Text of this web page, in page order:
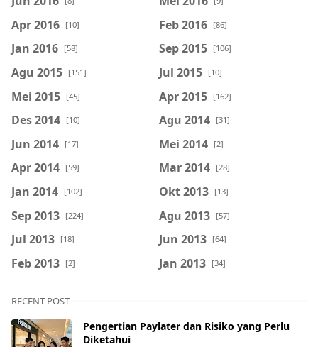
Apr 2016 [10] Feb 2016 [86]
Jan 2016 [58] Sep 2015 [106]
Agu 2015 [151] Jul 2015 [10]
Mei 2015 [45] Apr 2015 [162]
Des 2014 [10] Agu 2014 [31]
Jun 2014 [17] Mei 2014 [2]
Apr 2014 [59] Mar 2014 [28]
Jan 2014 [102] Okt 2013 [13]
Sep 2013 [224] Agu 2013 [57]
Jul 2013 [18] Jun 2013 [64]
Feb 2013 [2] Jan 2013 [34]
RECENT POST
Pengertian Paylater dan Risiko yang Perlu
Diketahui